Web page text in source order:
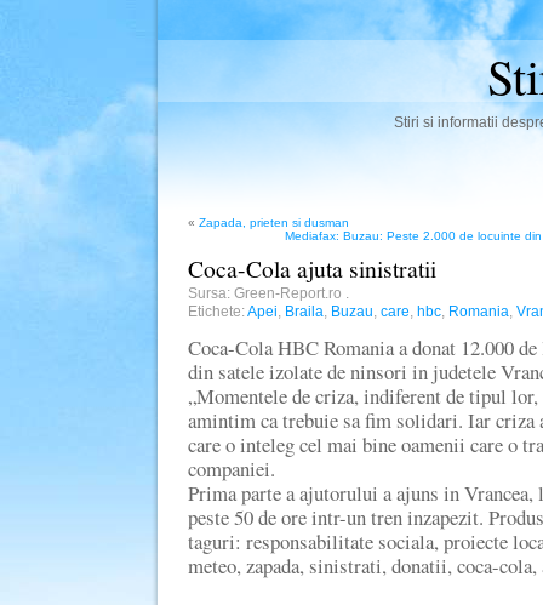
Stiri si informatii
« Zapada, prieten si dusman
Mediafax: Buzau: Peste 2.000 de locuinte
Coca-Cola ajuta sinistratii
Sursa: Green-Report.ro
Etichete:Apei Braila Buzau care hbc Romania
Coca-Cola HBC Romania a donat 12.000
din satele izolate de ninsori in judetele
„Momentele de criza, indiferent de tipul lor,
amintim ca trebuie sa fim solidari. Iar criza
care o inteleg cel mai bine oamenii care o
companiei.
Prima parte a ajutorului a ajuns in
peste 50 de ore intr-un tren inzapezit.
taguri: responsabilitate sociala, proiecte
meteo, zapada, sinistrati, donatii, coca-